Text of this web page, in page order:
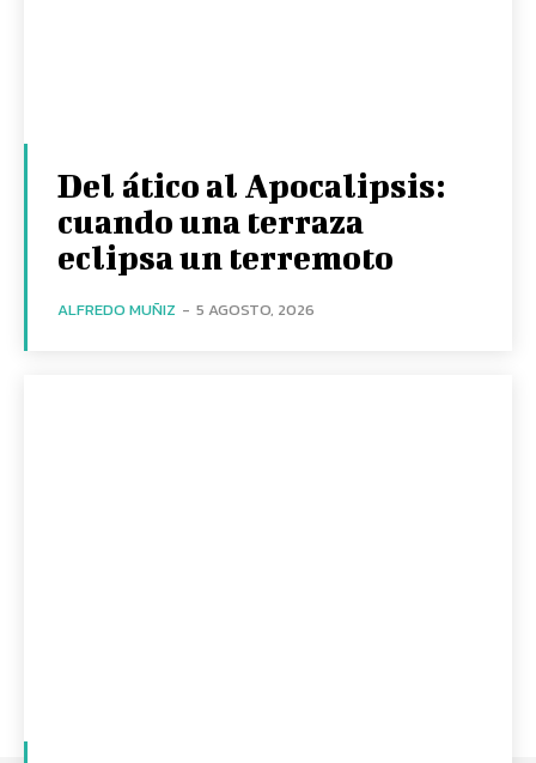
Del ático al Apocalipsis:
cuando una terraza
eclipsa un terremoto
ALFREDO MUÑIZ - 5 AGOSTO, 2026